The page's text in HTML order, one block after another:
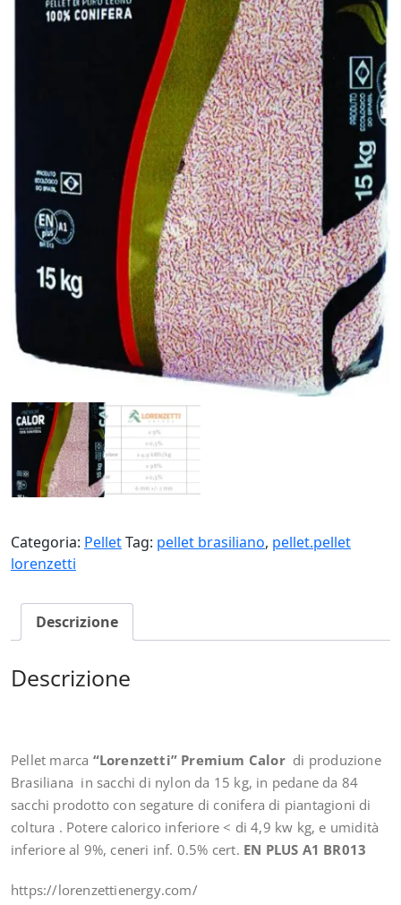
Categoria: PelletTag: pellet brasiliano, pellet.pellet
lorenzetti
Descrizione
Descrizione
Pellet marca “Lorenzetti” Premium Calor di produzione
Brasiliana in sacchi di nylon da 15 kg, in pedane da 84
sacchi prodotto con segature di conifera di piantagioni di
coltura . Potere calorico inferiore < di 4,9 kw kg, e umidità
inferiore al 9%, ceneri inf. 0.5% cert. EN PLUS A1 BR013
https://lorenzettienergy.com/